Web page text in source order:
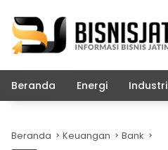
konten
Beranda Energi Industri
Beranda Keuangan Bank